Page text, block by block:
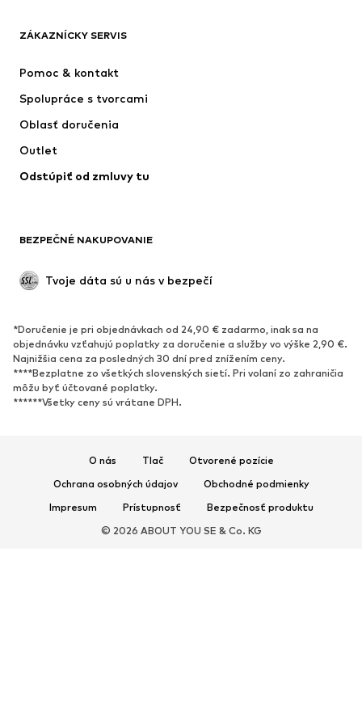
Bundy
Obleky & saká
Plavky
Príležitosti
Upcyklácia
Nové
Kanady & čižmy
Poltopánky
ŠPORT
Športové oblečenie
Športová obuv
ZÁKAZNÍCKY SERVIS
Pomoc & kontakt
Spolupráce s tvorcami
Oblasť doručenia
Outlet
Odstúpiť od zmluvy tu
BEZPEČNÉ NAKUPOVANIE
Tvoje dáta sú u nás v bezpečí
*Doručenie je pri objednávkach od 24,90 € zadarmo, inak sa na
objednávku vzťahujú poplatky za doručenie a služby vo výške 2,90 €.
Najnižšia cena za posledných 30 dní pred znížením ceny.
****Bezplatne zo všetkých slovenských sietí. Pri volaní zo zahraničia
môžu byť účtované poplatky.
******Všetky ceny sú vrátane DPH.
O nás Tlač
Otvorené pozície
Ochrana osobných údajov
Obchodné podmienky
Impresum
Prístupnosť
Bezpečnosť produktu
© 2026 ABOUT YOU SE & Co. KG